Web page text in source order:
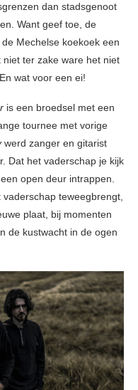
dan stadsgenoot
Want geef toe, de
Mechelse koekoek een
ter zake ware het niet
wat voor een ei!
is een broedsel met een
tournee met vorige
werd zanger en gitarist
Dat het vaderschap je kijk
open deur intrappen.
teweegbrengt,
plaat, bij momenten
de kustwacht in de ogen